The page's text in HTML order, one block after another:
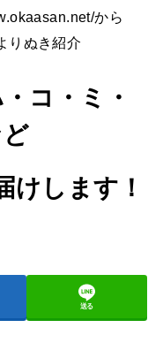
から
りぬき紹介
コ・ミ・
けします！
送る